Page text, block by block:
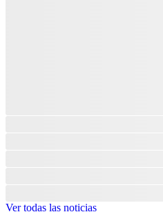
Ver todas las noticias